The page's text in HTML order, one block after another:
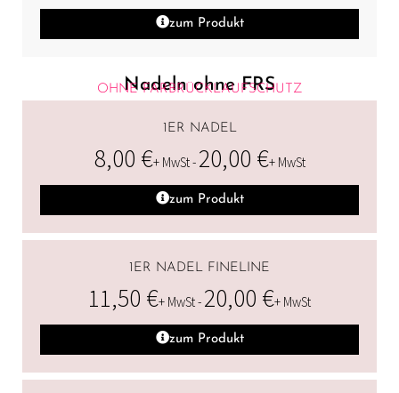
zum Produkt
Nadeln ohne FRS
OHNE FARBRÜCKLAUFSCHUTZ
1ER NADEL
8,00 €+ MwSt - 20,00 €+ MwSt
zum Produkt
1ER NADEL FINELINE
11,50 €+ MwSt - 20,00 €+ MwSt
zum Produkt